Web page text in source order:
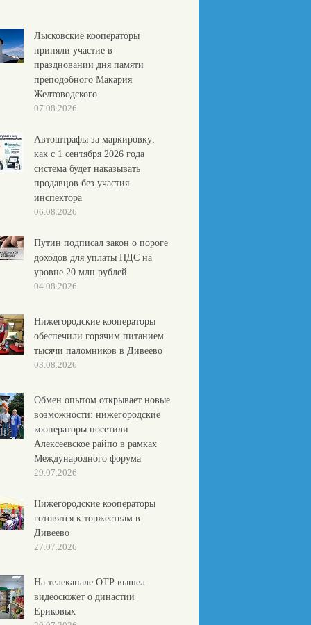
Лысковские кооператоры
приняли участие в
праздновании дня памяти
преподобного Макария
Желтоводского
07.08.2026
Автоштрафы за маркировку:
как с 1 сентября 2026 года
система будет наказывать
продавцов без участия
инспектора
06.08.2026
Путин подписал закон о пороге
доходов для уплаты НДС на
уровне 20 млн рублей
04.08.2026
Нижегородские кооператоры
обеспечили горячим питанием
тысячи паломников в Дивеево
03.08.2026
Обмен опытом открывает новые
возможности: нижегородские
кооператоры посетили
Алексеевское райпо в рамках
Международного форума
29.07.2026
Нижегородские кооператоры
готовятся к торжествам в
Дивеево
27.07.2026
На телеканале ОТР вышел
видеосюжет о династии
Ериковых